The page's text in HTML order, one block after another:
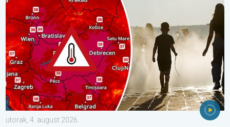
utorak, 4. august 2026.